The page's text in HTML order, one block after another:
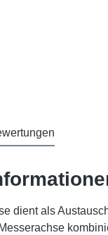
dient als